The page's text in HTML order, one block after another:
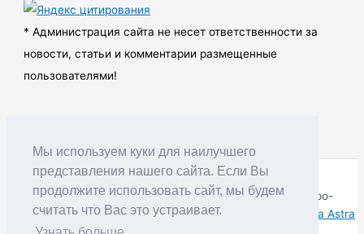
Мы используем куки для наилучшего
представления нашего сайта. Если Вы
продолжите использовать сайт, мы будем
считать что Вас это устраивает.
ы
* Администрация сайта не несет ответственности за
новости, статьи и комментарии размещенные
пользователями!
Copyright © RUDNIK.MOBI 28.06.2008 - 2026 | Северо-
Енисейский округ Красноярского края | Powered by
Тема Astra